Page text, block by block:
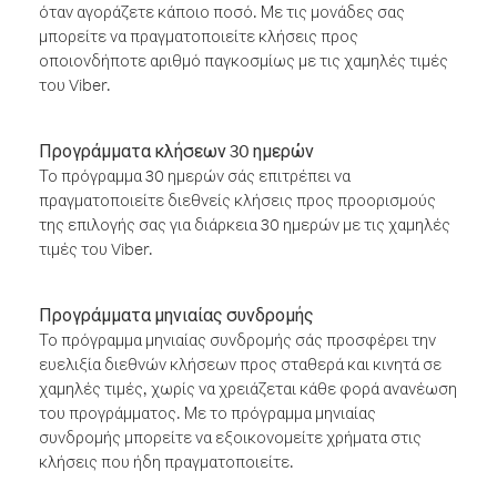
όταν αγοράζετε κάποιο ποσό. Με τις μονάδες σας
μπορείτε να πραγματοποιείτε κλήσεις προς
οποιονδήποτε αριθμό παγκοσμίως με τις χαμηλές τιμές
του Viber.
Προγράμματα κλήσεων 30 ημερών
Το πρόγραμμα 30 ημερών σάς επιτρέπει να
πραγματοποιείτε διεθνείς κλήσεις προς προορισμούς
της επιλογής σας για διάρκεια 30 ημερών με τις χαμηλές
τιμές του Viber.
Προγράμματα μηνιαίας συνδρομής
Το πρόγραμμα μηνιαίας συνδρομής σάς προσφέρει την
ευελιξία διεθνών κλήσεων προς σταθερά και κινητά σε
χαμηλές τιμές, χωρίς να χρειάζεται κάθε φορά ανανέωση
του προγράμματος. Με το πρόγραμμα μηνιαίας
συνδρομής μπορείτε να εξοικονομείτε χρήματα στις
κλήσεις που ήδη πραγματοποιείτε.